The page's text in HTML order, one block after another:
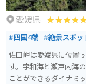
愛媛県
#四国4端 #絶景スポッ
佐田岬は愛媛県に位置
す。宇和海と瀬戸内海
ことができるダイナミ